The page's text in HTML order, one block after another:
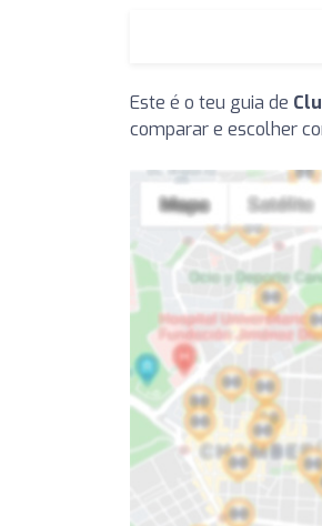
Este é o teu guia de
comparar e escolher